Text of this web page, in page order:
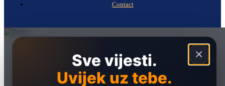
Contact
×
Sve vijesti.
Uvijek uz tebe.